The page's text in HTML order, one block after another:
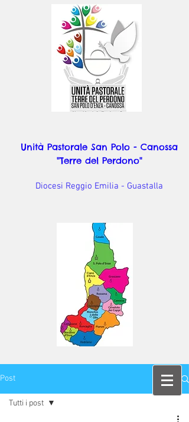
Unità Pastorale San Polo - Canossa
"Terre del Perdono"
Diocesi Reggio Emilia - Guastalla
Post
Tutti i post